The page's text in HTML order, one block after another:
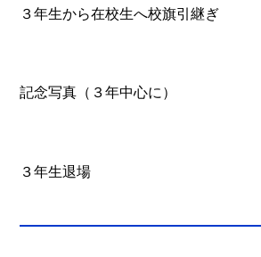
３年生から在校生へ校旗引継ぎ
記念写真（３年中心に）
３年生退場